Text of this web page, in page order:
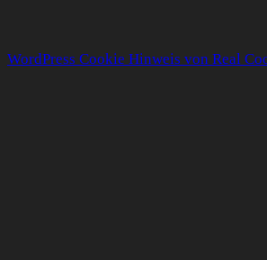
WordPress Cookie Hinweis von Real